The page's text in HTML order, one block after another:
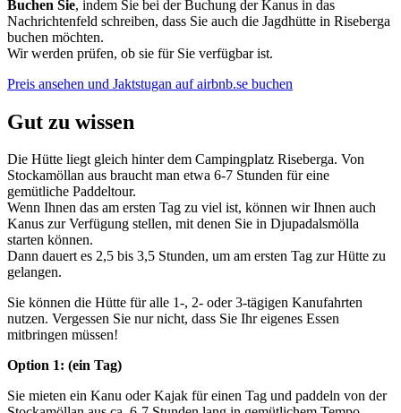
Buchen Sie, indem Sie bei der Buchung der Kanus in das
Nachrichtenfeld schreiben, dass Sie auch die Jagdhütte in Riseberga
buchen möchten.
Wir werden prüfen, ob sie für Sie verfügbar ist.
Preis ansehen und Jaktstugan auf airbnb.se buchen
Gut zu wissen
Die Hütte liegt gleich hinter dem Campingplatz Riseberga. Von
Stockamöllan aus braucht man etwa 6-7 Stunden für eine
gemütliche Paddeltour.
Wenn Ihnen das am ersten Tag zu viel ist, können wir Ihnen auch
Kanus zur Verfügung stellen, mit denen Sie in Djupadalsmölla
starten können.
Dann dauert es 2,5 bis 3,5 Stunden, um am ersten Tag zur Hütte zu
gelangen.
Sie können die Hütte für alle 1-, 2- oder 3-tägigen Kanufahrten
nutzen. Vergessen Sie nur nicht, dass Sie Ihr eigenes Essen
mitbringen müssen!
Option 1: (ein Tag)
Sie mieten ein Kanu oder Kajak für einen Tag und paddeln von der